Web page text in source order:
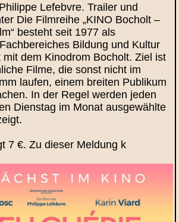
Lefebvre. Trailer und
Die Filmreihe „KINO Bocholt –
besteht seit 1977 als
Bildung und Kultur
dem Kinodrom Bocholt. Ziel ist
Filme, die sonst nicht im
laufen, einem breiten Publikum
In der Regel werden jeden
Dienstag im Monat ausgewählte
7 €. Zu dieser Meldung k